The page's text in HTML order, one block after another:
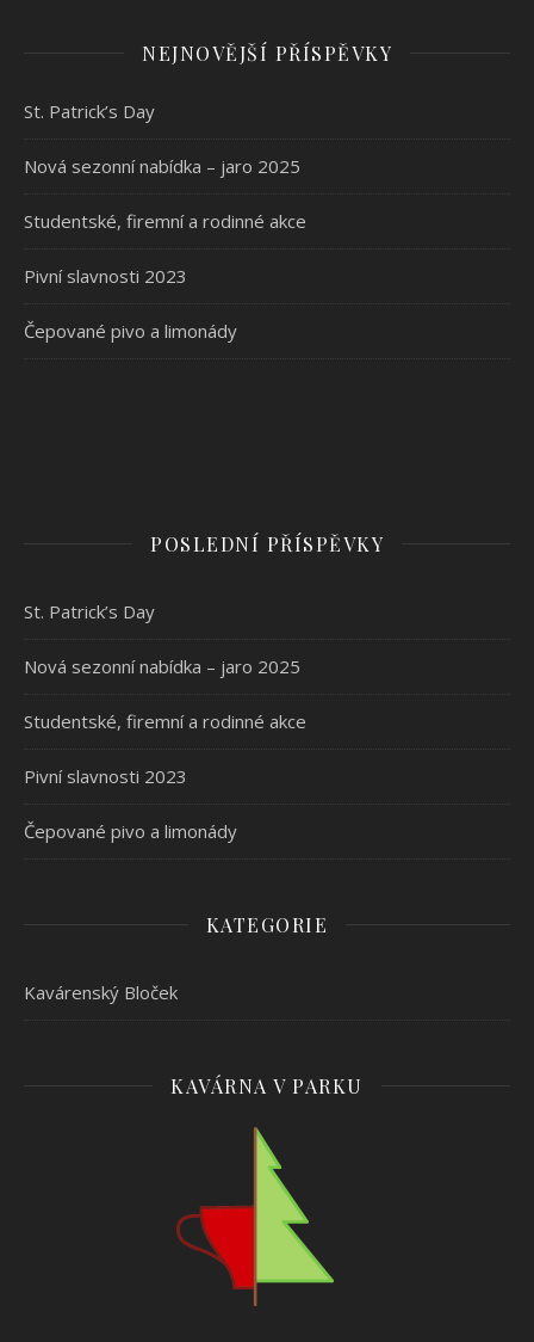
NEJNOVĚJŠÍ PŘÍSPĚVKY
St. Patrick’s Day
Nová sezonní nabídka – jaro 2025
Studentské, firemní a rodinné akce
Pivní slavnosti 2023
Čepované pivo a limonády
POSLEDNÍ PŘÍSPĚVKY
St. Patrick’s Day
Nová sezonní nabídka – jaro 2025
Studentské, firemní a rodinné akce
Pivní slavnosti 2023
Čepované pivo a limonády
KATEGORIE
Kavárenský Bloček
KAVÁRNA V PARKU